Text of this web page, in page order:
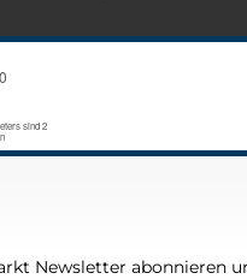
Newsletter abonnieren